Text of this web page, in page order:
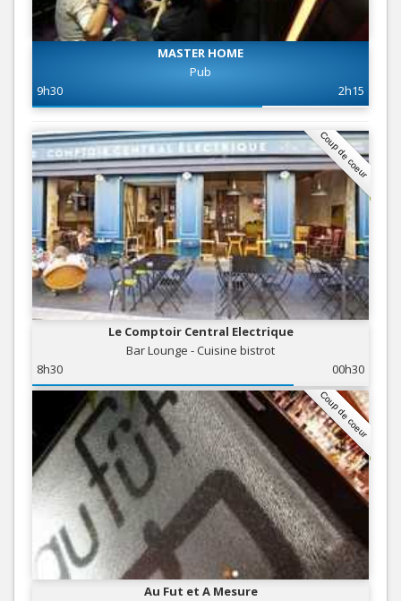
MASTER HOME
Pub
9h30
2h15
Coup de coeur
Le Comptoir Central Electrique
Bar Lounge - Cuisine bistrot
8h30
00h30
Coup de coeur
Au Fut et A Mesure